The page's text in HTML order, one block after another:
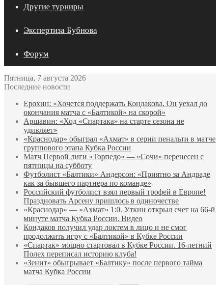
Другие турниры
Экспертиза Бубнова
Форум
Пятница, 7 августа 2026
Последние новости
Ерохин: «Хочется поддержать Кондакова. Он уехал до
окончания матча с «Балтикой» на скорой»
Аршавин: «Ход «Спартака» на старте сезона не
удивляет»
«Краснодар» обыграл «Ахмат» в серии пенальти в матче
группового этапа Кубка России
Матч Первой лиги «Торпедо» — «Сочи» перенесен с
пятницы на субботу
Футболист «Балтики» Андерсон: «Приятно за Андраде
как за бывшего партнера по команде»
Российский футболист взял первый трофей в Европе!
Праздновать Арсену пришлось в одиночестве
«Краснодар» — «Ахмат» 1:0. Уткин открыл счет на 66‑й
минуте матча Кубка России. Видео
Кондаков получил удар локтем в лицо и не смог
продолжить игру с «Балтикой» в Кубке России
«Спартак» мощно стартовал в Кубке России. 16-летний
Полех переписал историю клуба!
«Зенит» обыгрывает «Балтику» после первого тайма
матча Кубка России